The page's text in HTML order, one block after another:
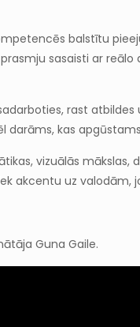
balstītu
sasaisti ar
rast
darāms, kas
vizuālās
akcentu uz
Guna Gaile.